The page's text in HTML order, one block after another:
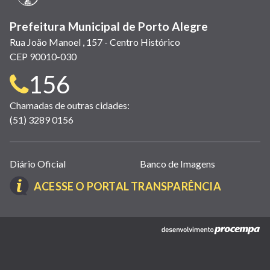
Prefeitura Municipal de Porto Alegre
Rua João Manoel , 157 - Centro Histórico
CEP 90010-030
Telefone
para
contato:
156
Chamadas de outras cidades:
(51) 3289 0156
Links
úteis
(abrem
nova
Diário Oficial Banco de Imagens
ACESSE O PORTAL TRANSPARÊNCIA(LINK
EM
NOVA